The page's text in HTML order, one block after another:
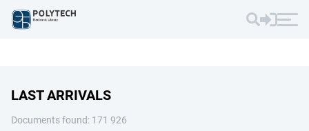
LAST ARRIVALS
Documents found: 171 926